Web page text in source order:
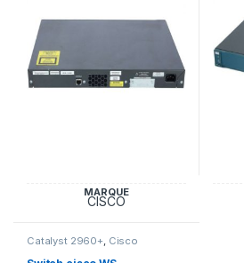
MARQUE
CISCO
Catalyst 2960+, Cisco